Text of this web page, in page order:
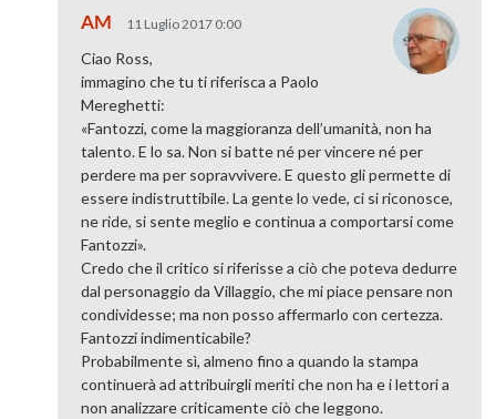
AM 11 Luglio 2017 0:00
Ciao Ross,
immagino che tu ti riferisca a Paolo
Mereghetti:
«Fantozzi, come la maggioranza dell’umanità, non ha
talento. E lo sa. Non si batte né per vincere né per
perdere ma per sopravvivere. E questo gli permette di
essere indistruttibile. La gente lo vede, ci si riconosce,
ne ride, si sente meglio e continua a comportarsi come
Fantozzi».
Credo che il critico si riferisse a ciò che poteva dedurre
dal personaggio da Villaggio, che mi piace pensare non
condividesse; ma non posso affermarlo con certezza.
Fantozzi indimenticabile?
Probabilmente sì, almeno fino a quando la stampa
continuerà ad attribuirgli meriti che non ha e i lettori a
non analizzare criticamente ciò che leggono.